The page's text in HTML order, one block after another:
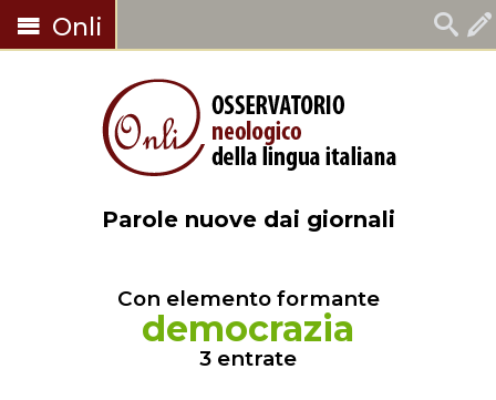
Onli
Parole nuove dai giornali
Con elemento formante
democrazia
3 entrate